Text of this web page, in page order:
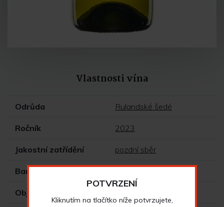
Vlastnosti vína
Odrůda Rulandské šedé
Ročník 2023
Jakostní zatřídění pozdní sběr
Barva vína
Objem
POTVRZENÍ
Kliknutím na tlačítko níže potvrzujete,